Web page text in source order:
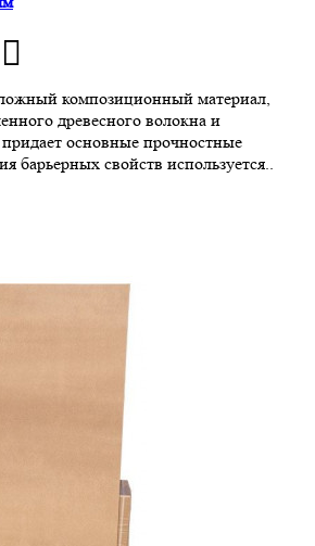
композиционный материал,
древесного волокна и
основные прочностные
барьерных свойств используется..